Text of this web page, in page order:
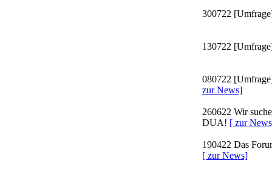
300722
130722
080722
zur News]
260622 Wir
DUA! [ zur
190422 Das
[ zur News]